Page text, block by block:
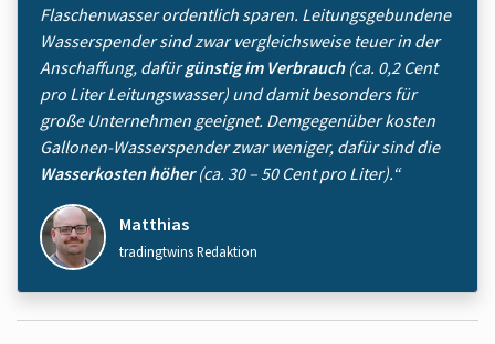
Flaschenwasser ordentlich sparen. Leitungsgebundene
Wasserspender sind zwar vergleichsweise teuer in der
Anschaffung, dafürgünstig im Verbrauch(ca. 0,2 Cent
pro Liter Leitungswasser) und damit besonders für
große Unternehmen geeignet. Demgegenüber kosten
Gallonen-Wasserspender zwar weniger, dafür sind die
Wasserkosten höher(ca. 30 – 50 Cent pro Liter).“
Matthias
tradingtwins Redaktion